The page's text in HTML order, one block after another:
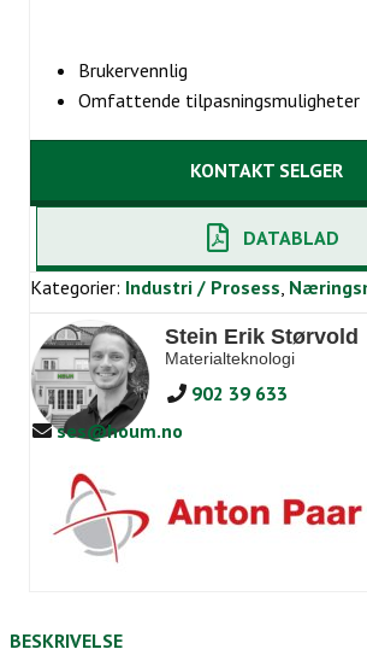
Brukervennlig
Omfattende tilpasningsmuligheter
KONTAKT SELGER
DATABLAD
Kategorier: Industri / Prosess,
Stein Erik Størvold
Materialteknologi
902 39 633
ses@houm.no
BESKRIVELSE